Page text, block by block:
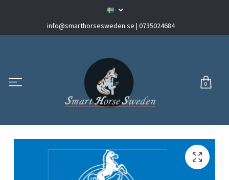
info@smarthorsesweden.se | 0735024684
0